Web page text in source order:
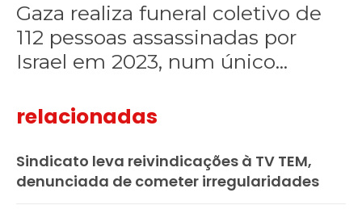
Gaza realiza funeral coletivo de
112 pessoas assassinadas por
Israel em 2023, num único...
relacionadas
Sindicato leva reivindicações à TV TEM,
denunciada de cometer irregularidades